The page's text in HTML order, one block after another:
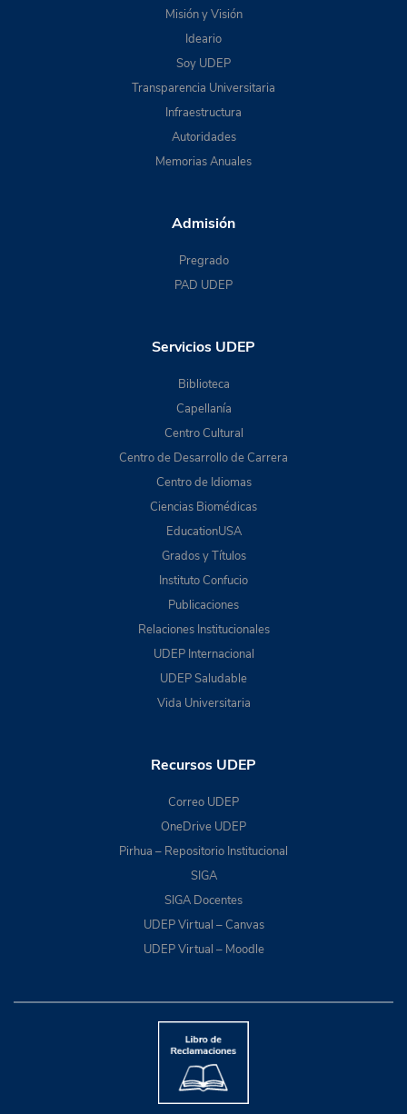
Misión y Visión
Ideario
Soy UDEP
Transparencia Universitaria
Infraestructura
Autoridades
Memorias Anuales
Admisión
Pregrado
PAD UDEP
Servicios UDEP
Biblioteca
Capellanía
Centro Cultural
Centro de Desarrollo de Carrera
Centro de Idiomas
Ciencias Biomédicas
EducationUSA
Grados y Títulos
Instituto Confucio
Publicaciones
Relaciones Institucionales
UDEP Internacional
UDEP Saludable
Vida Universitaria
Recursos UDEP
Correo UDEP
OneDrive UDEP
Pirhua – Repositorio Institucional
SIGA
SIGA Docentes
UDEP Virtual – Canvas
UDEP Virtual – Moodle